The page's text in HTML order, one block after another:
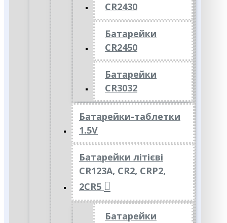
CR2430
Батарейки
CR2450
Батарейки
CR3032
Батарейки-таблетки
1.5V
Батарейки літієві
CR123A, CR2, CRP2,
2CR5
Батарейки